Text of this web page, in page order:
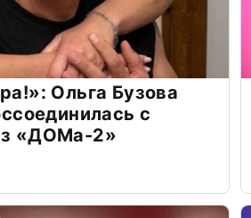
Ольга Бузова
с
«ДОМа-2»